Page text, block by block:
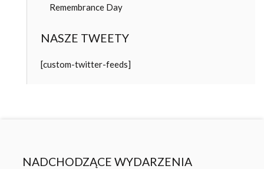
Remembrance Day
NASZE TWEETY
[custom-twitter-feeds]
NADCHODZĄCE WYDARZENIA